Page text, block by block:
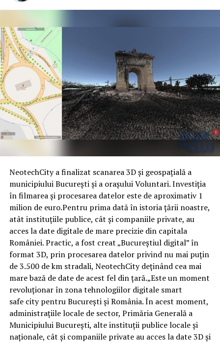
NeotechCity a finalizat scanarea 3D și geospațială a
municipiului București și a orașului Voluntari. Investiția
în filmarea și procesarea datelor este de aproximativ 1
milion de euro.Pentru prima dată în istoria țării noastre,
atât instituțiile publice, cât și companiile private, au
acces la date digitale de mare precizie din capitala
României. Practic, a fost creat „Bucureștiul digital” în
format 3D, prin procesarea datelor privind nu mai puțin
de 3.500 de km stradali, NeotechCity deținând cea mai
mare bază de date de acest fel din țară.„Este un moment
revoluționar în zona tehnologiilor digitale smart
safe city pentru București și România. În acest moment,
administrațiile locale de sector, Primăria Generală a
Municipiului București, alte instituții publice locale și
naționale, cât și companiile private au acces la date 3D și